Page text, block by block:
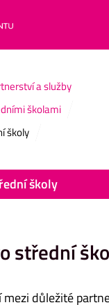
a služby
školami
školy
střední
důležité
školy